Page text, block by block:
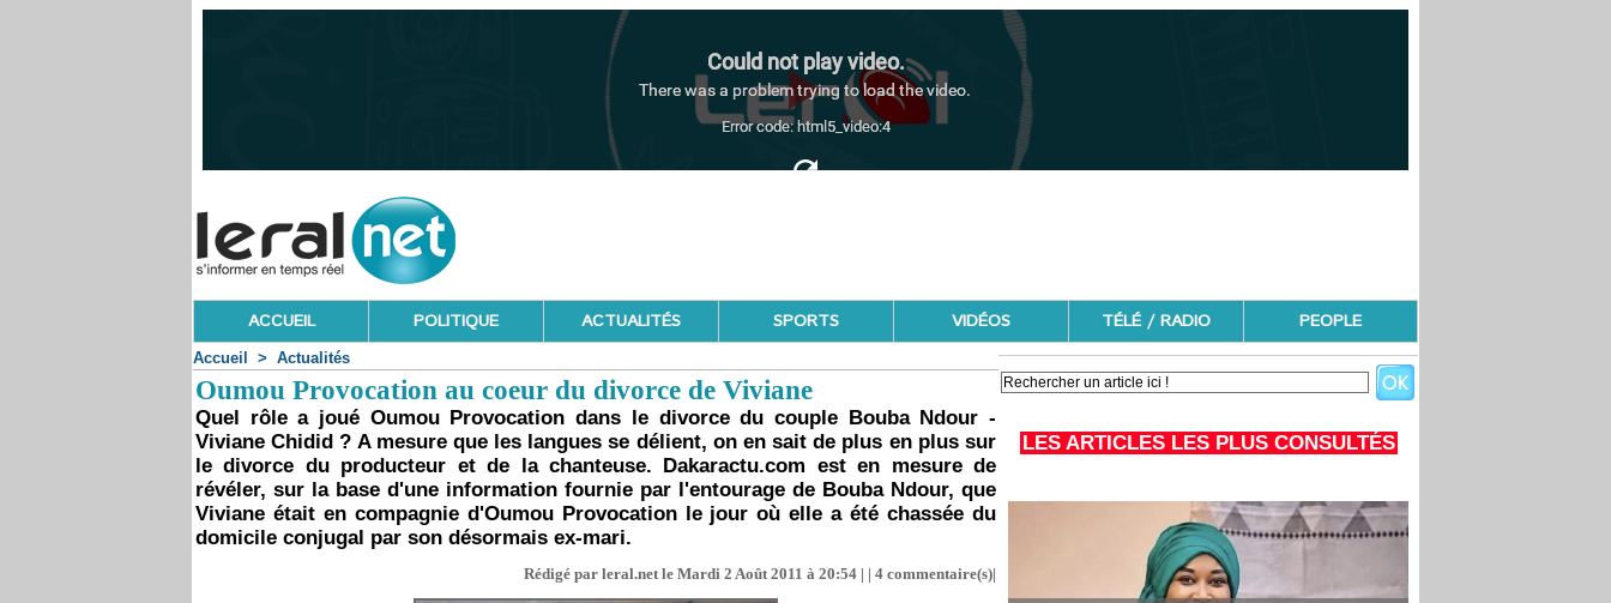
ACCUEIL POLITIQUE ACTUALITÉS SPORTS VIDÉOS TÉLÉ / RADIO PEOPLE
Accueil > Actualités
Oumou Provocation au coeur du divorce de Viviane
Quel rôle a joué Oumou Provocation dans le divorce du couple Bouba Ndour -
Viviane Chidid ? A mesure que les langues se délient, on en sait de plus en plus sur
le divorce du producteur et de la chanteuse. Dakaractu.com est en mesure de
révéler, sur la base d'une information fournie par l'entourage de Bouba Ndour, que
Viviane était en compagnie d'Oumou Provocation le jour où elle a été chassée du
domicile conjugal par son désormais ex-mari.
Rédigé par leral.net le Mardi 2 Août 2011 à 20:54 | | 4 commentaire(s)|
LES ARTICLES LES PLUS CONSULTÉS